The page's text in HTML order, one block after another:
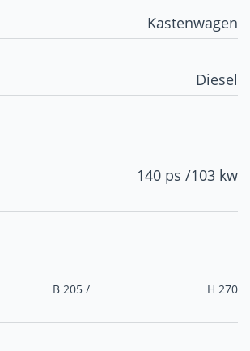
Kastenwagen
Diesel
140 ps /103 kw
B 205 / H 270